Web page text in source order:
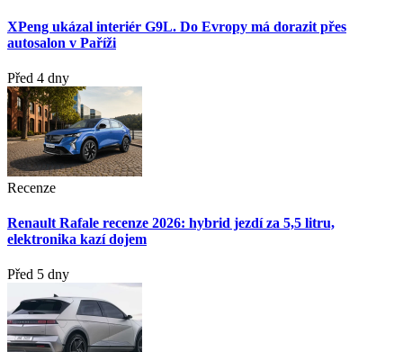
XPeng ukázal interiér G9L. Do Evropy má dorazit přes
autosalon v Paříži
Před 4 dny
Recenze
Renault Rafale recenze 2026: hybrid jezdí za 5,5 litru,
elektronika kazí dojem
Před 5 dny